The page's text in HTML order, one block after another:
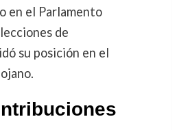
en el Parlamento
de
su posición en el